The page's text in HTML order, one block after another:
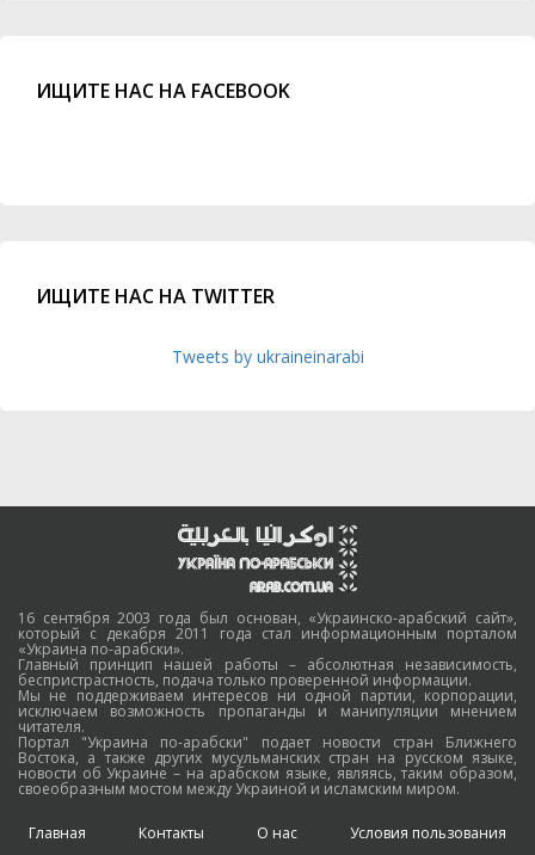
ИЩИТЕ НАС НА FACEBOOK
ИЩИТЕ НАС НА TWITTER
Tweets by ukraineinarabi
16 сентября 2003 года был основан, «Украинско-арабский сайт»,
который с декабря 2011 года стал информационным порталом
«Украина по-арабски».
Главный принцип нашей работы – абсолютная независимость,
беспристрастность, подача только проверенной информации.
Мы не поддерживаем интересов ни одной партии, корпорации,
исключаем возможность пропаганды и манипуляции мнением
читателя.
Портал "Украина по-арабски" подает новости стран Ближнего
Востока, а также других мусульманских стран на русском языке,
новости об Украине – на арабском языке, являясь, таким образом,
своеобразным мостом между Украиной и исламским миром.
Главная Контакты О нас Условия пользования